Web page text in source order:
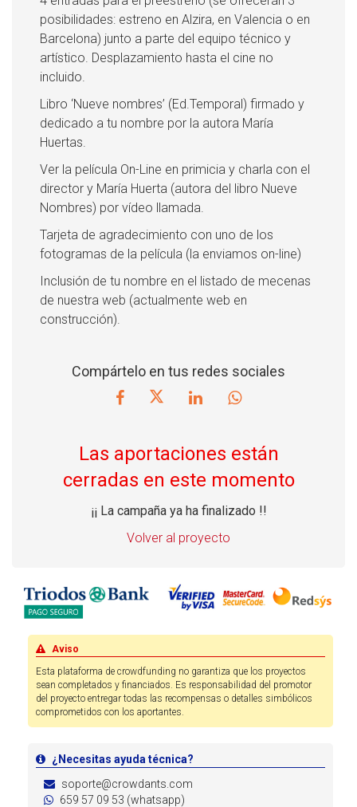
posibilidades: estreno en Alzira, en Valencia o en
Barcelona) junto a parte del equipo técnico y
artístico. Desplazamiento hasta el cine no
incluido.
Libro ‘Nueve nombres’ (Ed.Temporal) firmado y
dedicado a tu nombre por la autora María
Huertas.
Ver la película On-Line en primicia y charla con el
director y María Huerta (autora del libro Nueve
Nombres) por vídeo llamada.
Tarjeta de agradecimiento con uno de los
fotogramas de la película (la enviamos on-line)
Inclusión de tu nombre en el listado de mecenas
de nuestra web (actualmente web en
construcción).
Compártelo en tus redes sociales
Las aportaciones están
cerradas en este momento
¡¡ La campaña ya ha finalizado !!
Volver al proyecto
Aviso
Esta plataforma de crowdfunding no garantiza que los proyectos
sean completados y financiados. Es responsabilidad del promotor
del proyecto entregar todas las recompensas o detalles simbólicos
comprometidos con los aportantes.
¿Necesitas ayuda técnica?
soporte@crowdants.com
659 57 09 53 (whatsapp)